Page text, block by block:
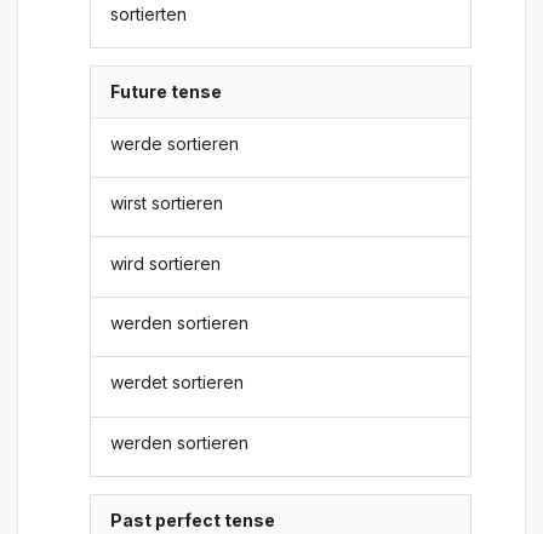
sortierten
Future tense
werde sortieren
wirst sortieren
wird sortieren
werden sortieren
werdet sortieren
werden sortieren
Past perfect tense